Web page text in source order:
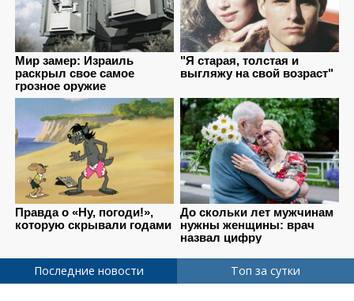
Последние новости Топ за сутки